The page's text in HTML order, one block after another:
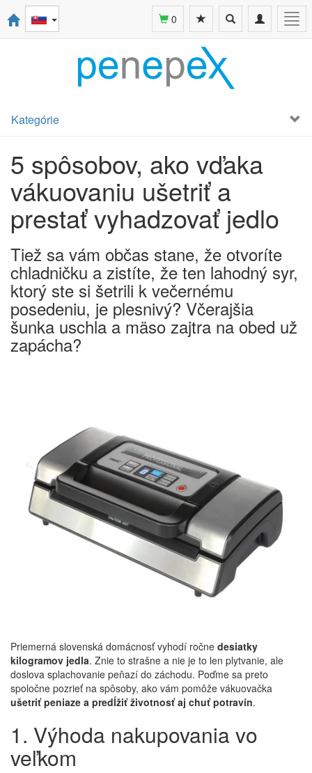
Toggle
navigation
Toggle
search
0
Kategórie
5 spôsobov, ako vďaka
vákuovaniu ušetriť a
prestať vyhadzovať jedlo
Tiež sa vám občas stane, že otvoríte
chladničku a zistíte, že ten lahodný syr,
ktorý ste si šetrili k večernému
posedeniu, je plesnivý? Včerajšia
šunka uschla a mäso zajtra na obed už
zapácha?
Priemerná slovenská domácnosť vyhodí ročne desiatky
kilogramov jedla. Znie to strašne a nie je to len plytvanie, ale
doslova splachovanie peňazí do záchodu. Poďme sa preto
spoločne pozrieť na spôsoby, ako vám pomôže vákuovačka
ušetriť peniaze a predĺžiť životnosť aj chuť potravín.
1. Výhoda nakupovania vo
veľkom